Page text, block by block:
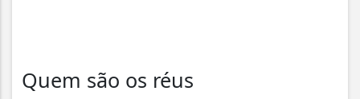
Quem são os réus